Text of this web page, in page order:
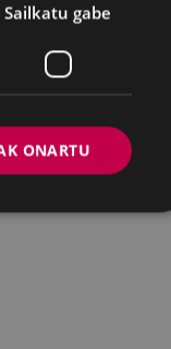
Sailkatu gabe
ONARTU